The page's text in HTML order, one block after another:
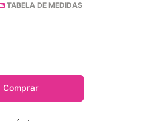
TABELA DE MEDIDAS
Comprar